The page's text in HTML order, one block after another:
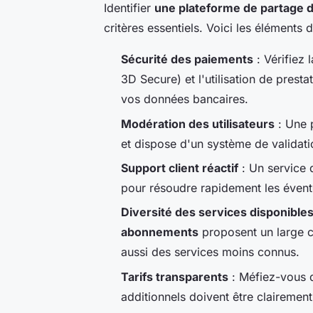
Identifier une plateforme de partage
critères essentiels. Voici les éléments
Sécurité des paiements : Vérifiez
3D Secure) et l'utilisation de
vos données bancaires.
Modération des utilisateurs : Une
et dispose d'un système de
Support client réactif : Un service
pour résoudre rapidement les
Diversité des services disponibles
abonnements proposent un large
aussi des services moins connus.
Tarifs transparents : Méfiez-vous
additionnels doivent être